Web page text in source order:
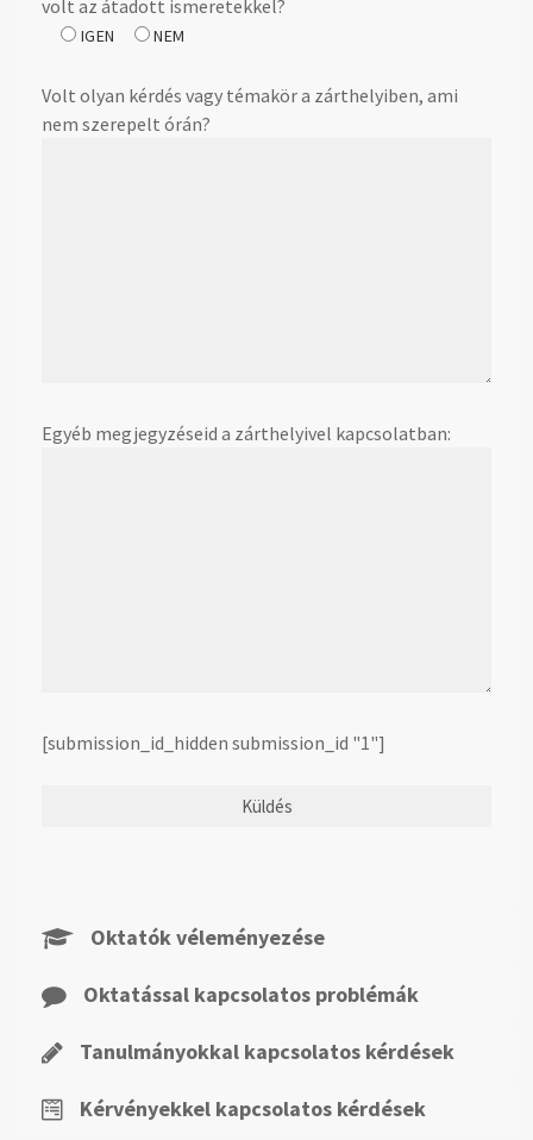
volt az átadott ismeretekkel?
IGEN NEM
Volt olyan kérdés vagy témakör a zárthelyiben, ami
nem szerepelt órán?
Egyéb megjegyzéseid a zárthelyivel kapcsolatban:
[submission_id_hidden submission_id "1"]
Oktatók véleményezése
Oktatással kapcsolatos problémák
Tanulmányokkal kapcsolatos kérdések
Kérvényekkel kapcsolatos kérdések